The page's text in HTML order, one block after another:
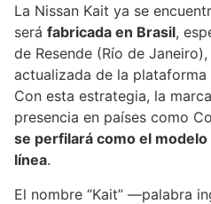
La Nissan Kait ya se
será fabricada en Brasil,
de Resende (Río de
actualizada de la
Con esta estrategia, la
presencia en países como
se perfilará como el
línea.
El nombre “Kait” —palabra